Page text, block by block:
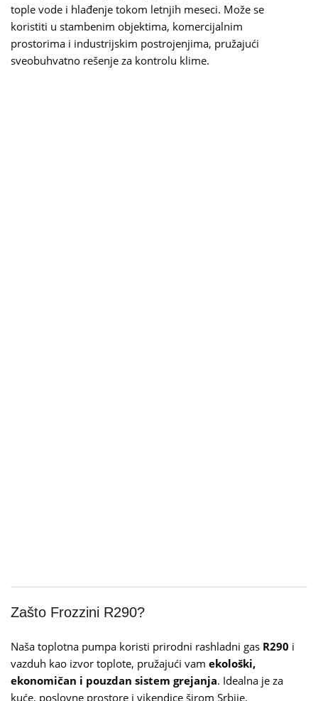
tople vode i hlađenje tokom letnjih meseci. Može se
koristiti u stambenim objektima, komercijalnim
prostorima i industrijskim postrojenjima, pružajući
sveobuhvatno rešenje za kontrolu klime.
Zašto Frozzini R290?
Naša toplotna pumpa koristi prirodni rashladni gas R290 i
vazduh kao izvor toplote, pružajući vam ekološki,
ekonomičan i pouzdan sistem grejanja. Idealna je za
kuće, poslovne prostore i vikendice širom Srbije.